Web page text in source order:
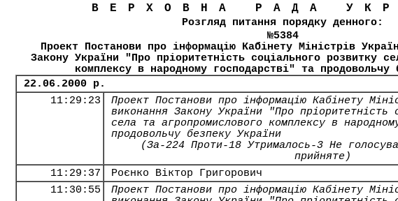
ВЕРХОВНА РАДА
Розгляд питання порядку денного:
№5384
Проект Постанови про інформацію Кабінету Міністрів
Закону України "Про пріоритетність соціального розвитку
комплексу в народному господарстві" та продовольчу
22.06.2000 р.
11:29:23
Проект Постанови про інформацію Кабінету
виконання Закону України "Про пріоритетність
села та агропромислового комплексу в
продовольчу безпеку України
(За-224 Проти-18 Утрималось-3 Не
прийняте)
11:29:37
Роєнко Віктор Григорович
11:30:55
Проект Постанови про інформацію Кабінету